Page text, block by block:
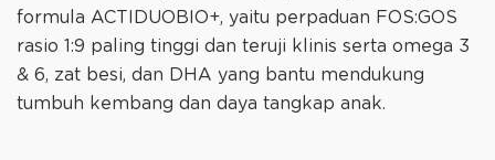
formula ACTIDUOBIO+, yaitu perpaduan FOS:GOS
rasio 1:9 paling tinggi dan teruji klinis serta omega 3
& 6, zat besi, dan DHA yang bantu mendukung
tumbuh kembang dan daya tangkap anak.